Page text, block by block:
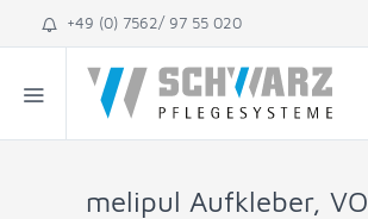
+49 (0) 7562/ 97 55 020
melipul Aufkleber,